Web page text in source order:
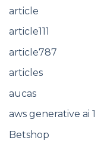
article
article111
article787
articles
aucas
aws generative ai 1
Betshop